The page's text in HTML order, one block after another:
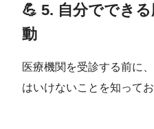
💪 5. 自分ででき
動
医療機関を受診する前に
はいけないことを知って